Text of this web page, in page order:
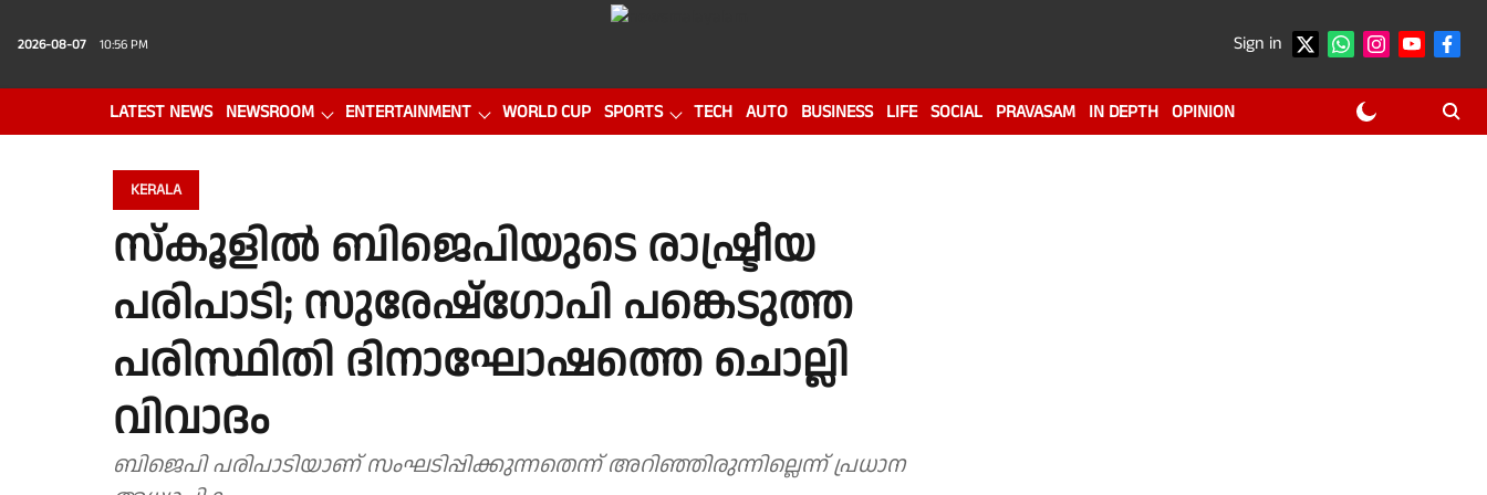
2026-08-07 10:56 PM Sign in
LATEST NEWS NEWSROOM ENTERTAINMENT WORLD CUP SPORTS TECH AUTO BUSINESS LIFE SOCIAL PRAVASAM IN DEPTH OPINION
KERALA
സ്കൂളിൽ ബിജെപിയുടെ രാഷ്ട്രീയ
പരിപാടി; സുരേഷ്ഗോപി പങ്കെടുത്ത
പരിസ്ഥിതി ദിനാഘോഷത്തെ ചൊല്ലി
വിവാദം
ബിജെപി പരിപാടിയാണ് സംഘടിപ്പിക്കുന്നതെന്ന് അറിഞ്ഞിരുന്നില്ലെന്ന് പ്രധാന